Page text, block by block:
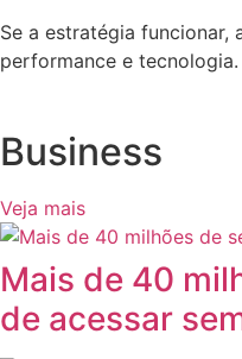
Se a estratégia funcionar,
performance e tecnologia.
Business
Veja mais
Mais de 40
de acessar